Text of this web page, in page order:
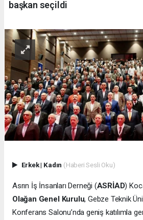
başkan seçildi
Erkek| Kadın (Haberi Sesli Oku)
Asrın İş İnsanları Derneği (ASRİAD)
Olağan Genel Kurulu, Gebze Teknik
Konferans Salonu’nda geniş katılımla